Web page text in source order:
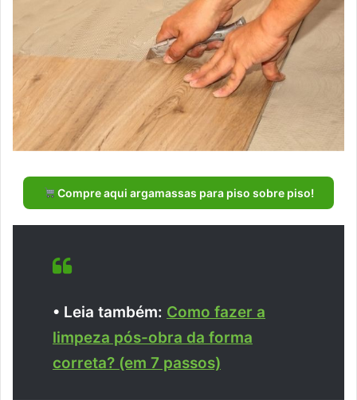
Compre aqui argamassas para piso sobre piso!
• Leia também: Como fazer a
limpeza pós-obra da forma
correta? (em 7 passos)